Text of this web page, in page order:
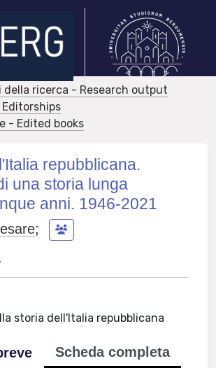
della ricerca - Research output
- Edited books
repubblicana.
una storia lunga
anni. 1946-2021
;
storia dell'Italia repubblicana
Scheda completa